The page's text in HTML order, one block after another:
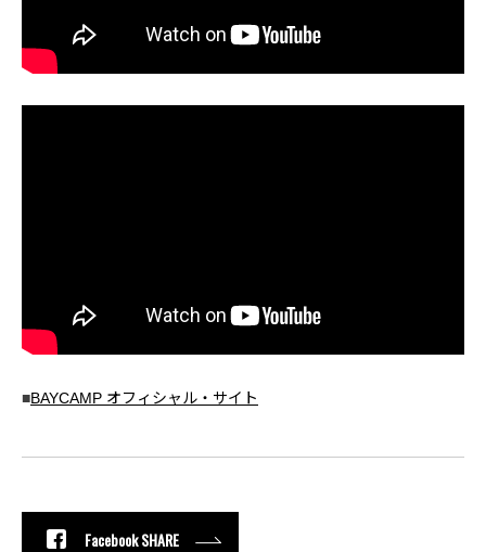
■BAYCAMP オフィシャル・サイト
Facebook SHARE